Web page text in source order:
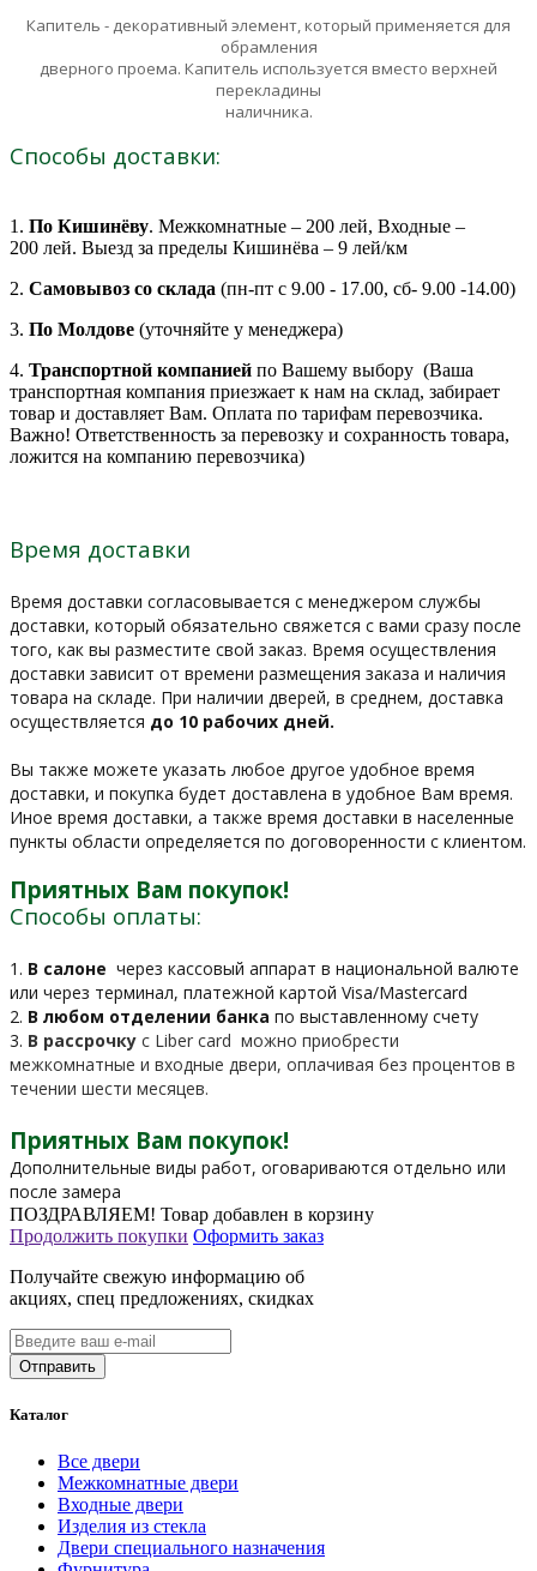
Капитель - декоративный элемент, который применяется для
обрамления
дверного проема. Капитель используется вместо верхней
перекладины
наличника.
Способы доставки:
1. По Кишинёву. Межкомнатные – 200 лей, Входные –
200 лей. Выезд за пределы Кишинёва – 9 лей/км
2. Самовывоз со склада (пн-пт с 9.00 - 17.00, сб- 9.00 -14.00)
3. По Молдове (уточняйте у менеджера)
4. Транспортной компанией по Вашему выбору (Ваша
транспортная компания приезжает к нам на склад, забирает
товар и доставляет Вам. Оплата по тарифам перевозчика.
Важно! Ответственность за перевозку и сохранность товара,
ложится на компанию перевозчика)
Время доставки
Время доставки согласовывается с менеджером службы
доставки, который обязательно свяжется с вами сразу после
того, как вы разместите свой заказ. Время осуществления
доставки зависит от времени размещения заказа и наличия
товара на складе. При наличии дверей, в среднем, доставка
осуществляется до 10 рабочих дней.
Вы также можете указать любое другое удобное время
доставки, и покупка будет доставлена в удобное Вам время.
Иное время доставки, а также время доставки в населенные
пункты области определяется по договоренности с клиентом.
Приятных Вам покупок!
Способы оплаты:
1. В салоне через кассовый аппарат в национальной валюте
или через терминал, платежной картой Visa/Mastercard
2. В любом отделении банка по выставленному счету
3. В рассрочку c Liber card можно приобрести
межкомнатные и входные двери, оплачивая без процентов в
течении шести месяцев.
Приятных Вам покупок!
Дополнительные виды работ, оговариваются отдельно или
после замера
ПОЗДРАВЛЯЕМ! Товар добавлен в корзину
Продолжить покупки Оформить заказ
Получайте свежую информацию об
акциях, спец предложениях, скидках
Каталог
Все двери
Межкомнатные двери
Входные двери
Изделия из стекла
Двери специального назначения